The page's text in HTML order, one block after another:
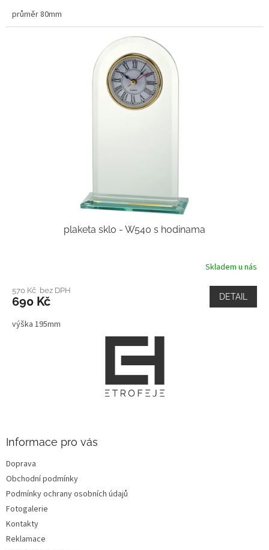
průměr 80mm
plaketa sklo - W540 s hodinama
Skladem u nás
570 Kč bez DPH
690 Kč DETAIL
výška 195mm
Informace pro vás
Doprava
Obchodní podmínky
Podmínky ochrany osobních údajů
Fotogalerie
Kontakty
Reklamace